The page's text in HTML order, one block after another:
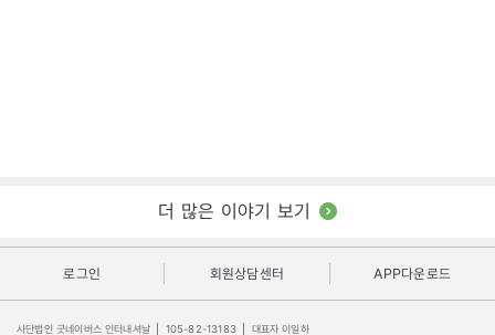
더 많은 이야기 보기
로그인 회원상담센터 APP다운로드
사단법인 굿네이버스 인터내셔날 105-82-13183 대표자 이일하